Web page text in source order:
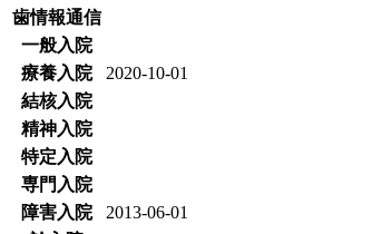
歯情報通信
一般入院
療養入院
2020-10-01
結核入院
精神入院
特定入院
専門入院
障害入院
2013-06-01